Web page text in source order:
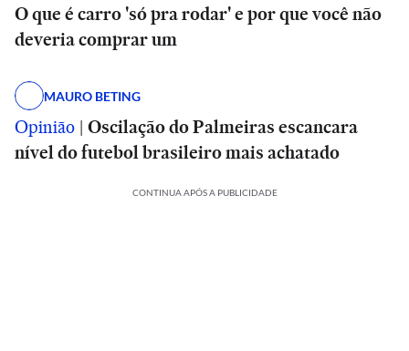
O que é carro 'só pra rodar' e por que você não
deveria comprar um
MAURO BETING
Opinião | Oscilação do Palmeiras escancara
nível do futebol brasileiro mais achatado
CONTINUA APÓS A PUBLICIDADE